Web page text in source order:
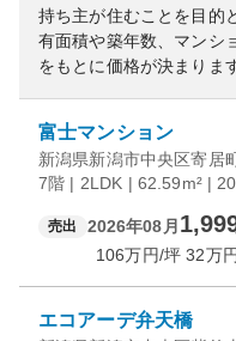
持ち主が住むことを目的
有面積や築年数、マンシ
をもとに価格が決まりま
富士マンション
新潟県新潟市中央区寄居
7階 | 2LDK | 62.59m² |
売出 2026年08月
106万円/坪 32万
エコアーデ弁天橋